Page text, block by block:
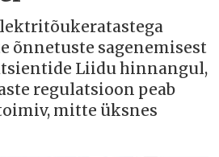
õnnetuste sagenemisest
Liidu hinnangul,
regulatsioon peab
mitte üksnes